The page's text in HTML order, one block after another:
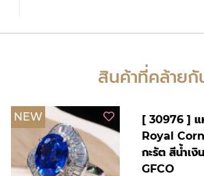
สินค้าที่คล้ายกั
NEW
[ 30976 ] แ
Royal
กะรัต สีน้ำเ
GFCO